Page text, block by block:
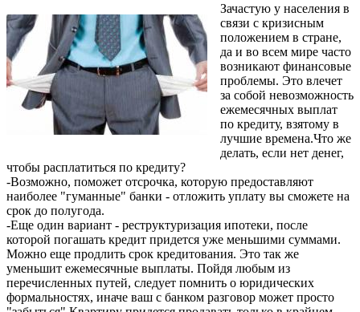
Зачастую у населения в
связи с кризисным
положением в стране,
да и во всем мире часто
возникают финансовые
проблемы. Это влечет
за собой невозможность
ежемесячных выплат
по кредиту, взятому в
лучшие времена.Что же
делать, если нет денег,
чтобы расплатиться по кредиту?
-Возможно, поможет отсрочка, которую предоставляют
наиболее "гуманные" банки - отложить уплату вы сможете на
срок до полугода.
-Еще один вариант - реструктуризация ипотеки, после
которой погашать кредит придется уже меньшими суммами.
Можно еще продлить срок кредитования. Это так же
уменьшит ежемесячные выплаты. Пойдя любым из
перечисленных путей, следует помнить о юридических
формальностях, иначе ваш с банком разговор может просто